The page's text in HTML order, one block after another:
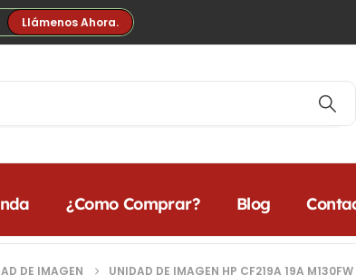
Llámenos Ahora.
¿Como Comprar? Blog
DE IMAGEN UNIDAD DE IMAGEN HP CF219A 19A